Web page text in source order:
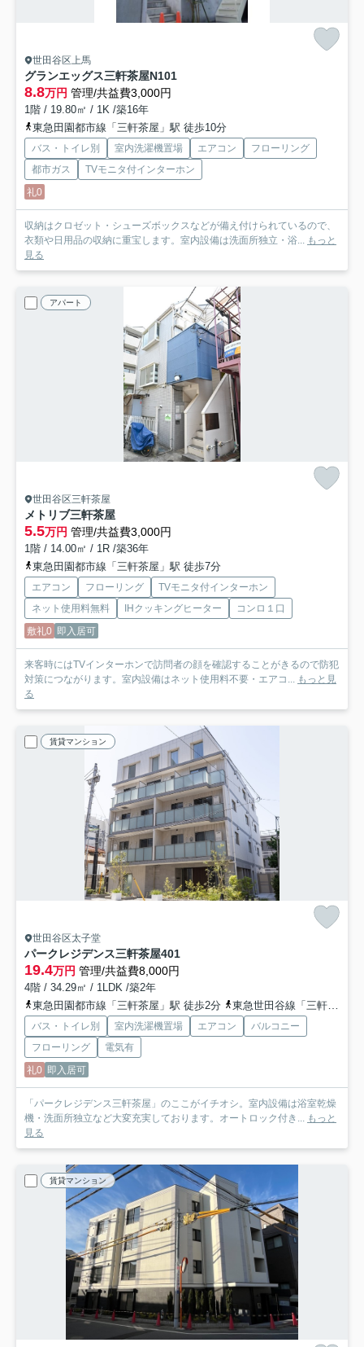
世田谷区上馬
グランエッグス三軒茶屋N101
8.8万円 管理/共益費3,000円
1階 / 19.80㎡ / 1K /築16年
東急田園都市線「三軒茶屋」駅 徒歩10分
バス・トイレ別 室内洗濯機置場 エアコン
フローリング
都市ガス
TVモニタ付インターホン
礼0
収納はクロゼット・シューズボックスなどが備え付けられているので、
衣類や日用品の収納に重宝します。室内設備は洗面所独立・浴... もっと
見る
アパート
世田谷区三軒茶屋
メトリブ三軒茶屋
5.5万円 管理/共益費3,000円
1階 / 14.00㎡ / 1R /築36年
東急田園都市線「三軒茶屋」駅 徒歩7分
エアコン フローリング
TVモニタ付インターホン
ネット使用料無料
IHクッキングヒーター
コンロ１口
敷礼0 即入居可
来客時にはTVインターホンで訪問者の顔を確認することがきるので防犯
対策につながります。室内設備はネット使用料不要・エアコ... もっと見
る
賃貸マンション
世田谷区太子堂
パークレジデンス三軒茶屋401
19.4万円 管理/共益費8,000円
4階 / 34.29㎡ / 1LDK /築2年
東急田園都市線「三軒茶屋」駅 徒歩2分
東急世田谷線「三軒茶屋」駅 徒歩4分
バス・トイレ別 室内洗濯機置場 エアコン
バルコニー
フローリング
電気有
礼0 即入居可
「パークレジデンス三軒茶屋」のここがイチオシ。室内設備は浴室乾燥
機・洗面所独立など大変充実しております。オートロック付き... もっと
見る
賃貸マンション